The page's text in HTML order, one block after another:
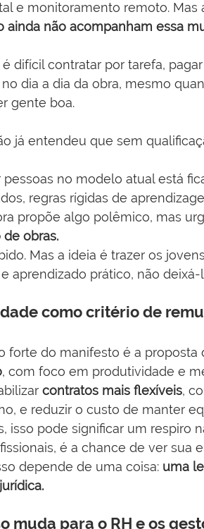
e monitoramento remoto. Mas
ainda não acompanham essa
é difícil contratar por tarefa,
dia a dia da obra, mesmo
gente boa.
já entendeu que sem
pessoas no modelo atual está
regras rígidas de
propõe algo polêmico, mas
obras.
Mas a ideia é trazer os
aprendizado prático, não
como critério de
forte do manifesto é a proposta
, com foco em produtividade e
contratos mais flexíveis,
e reduzir o custo de manter
isso pode significar um respiro
é a chance de ver sua
depende de uma coisa: uma
muda para o RH e os